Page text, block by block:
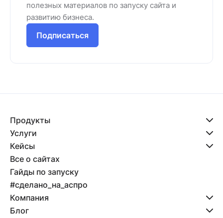
полезных материалов по запуску сайта и
развитию бизнеса.
Подписаться
Продукты
Услуги
Кейсы
Все о сайтах
Гайды по запуску
#сделано_на_аспро
Компания
Блог